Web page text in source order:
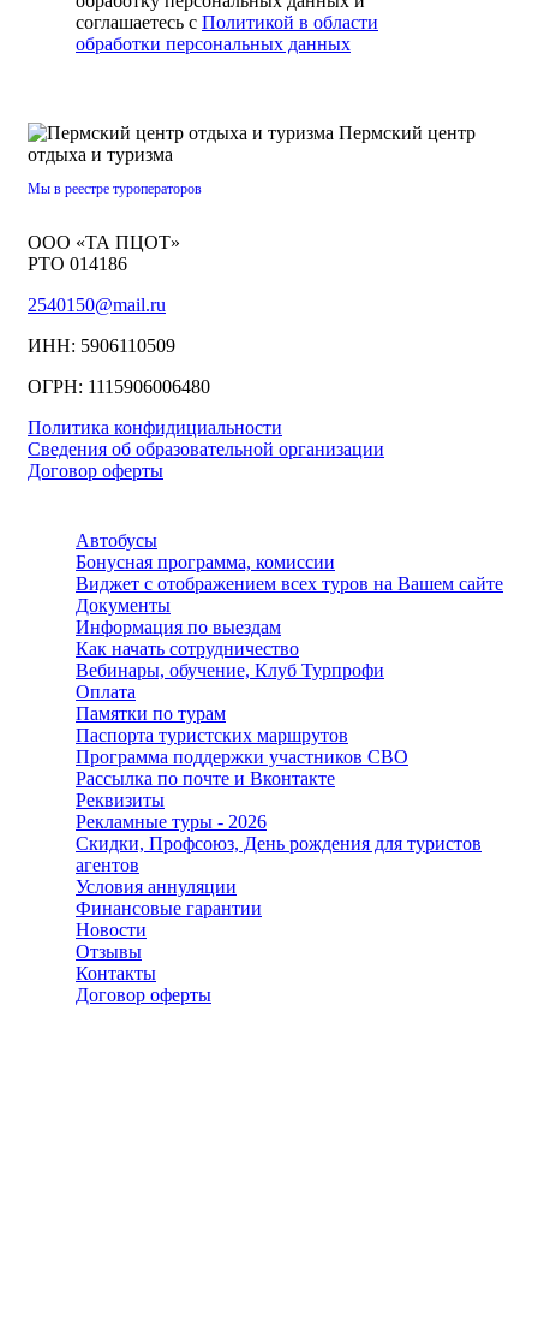
соглашаетесь с Политикой в области
обработки персональных данных
Пермский центр
отдыха и туризма
Мы в реестре туроператоров
ООО «ТА ПЦОТ»
РТО 014186
2540150@mail.ru
ИНН: 5906110509
ОГРН: 1115906006480
Политика конфидициальности
Сведения об образовательной организации
Договор оферты
Автобусы
Бонусная программа, комиссии
Виджет с отображением всех туров на Вашем сайте
Документы
Информация по выездам
Как начать сотрудничество
Вебинары, обучение, Клуб Турпрофи
Оплата
Памятки по турам
Паспорта туристских маршрутов
Программа поддержки участников СВО
Рассылка по почте и Вконтакте
Реквизиты
Рекламные туры - 2026
Скидки, Профсоюз, День рождения для туристов
агентов
Условия аннуляции
Финансовые гарантии
Новости
Отзывы
Контакты
Договор оферты